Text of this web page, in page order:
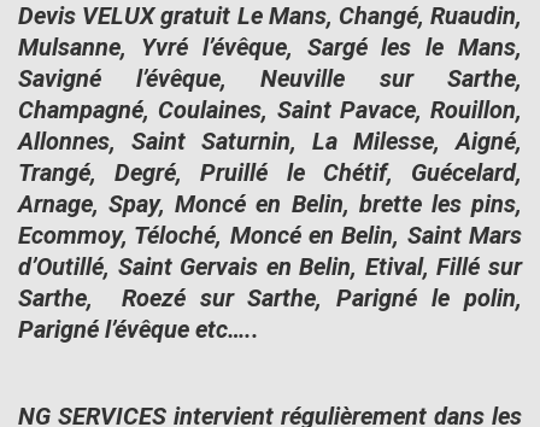
Devis VELUX gratuit Le Mans, Changé, Ruaudin,
Mulsanne, Yvré l’évêque, Sargé les le Mans,
Savigné l’évêque, Neuville sur Sarthe,
Champagné, Coulaines, Saint Pavace, Rouillon,
Allonnes, Saint Saturnin, La Milesse, Aigné,
Trangé, Degré, Pruillé le Chétif, Guécelard,
Arnage, Spay, Moncé en Belin, brette les pins,
Ecommoy, Téloché, Moncé en Belin, Saint Mars
d’Outillé, Saint Gervais en Belin, Etival, Fillé sur
Sarthe, Roezé sur Sarthe, Parigné le polin,
Parigné l’évêque etc…..
NG SERVICES intervient régulièrement dans les